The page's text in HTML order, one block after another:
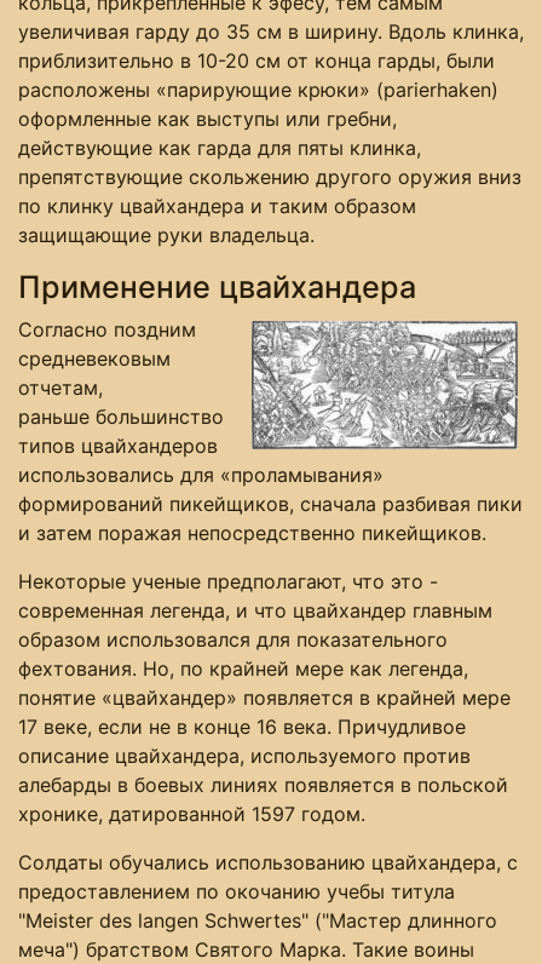
увеличивая гарду до 35 см в ширину. Вдоль клинка,
приблизительно в 10-20 см от конца гарды, были
расположены «парирующие крюки» (parierhaken)
оформленные как выступы или гребни,
действующие как гарда для пяты клинка,
препятствующие скольжению другого оружия вниз
по клинку цвайхандера и таким образом
защищающие руки владельца.
Применение цвайхандера
Согласно поздним
средневековым
отчетам,
раньше большинство
типов цвайхандеров
использовались для «проламывания»
формирований пикейщиков, сначала разбивая пики
и затем поражая непосредственно пикейщиков.
Некоторые ученые предполагают, что это -
современная легенда, и что цвайхандер главным
образом использовался для показательного
фехтования. Но, по крайней мере как легенда,
понятие «цвайхандер» появляется в крайней мере
17 веке, если не в конце 16 века. Причудливое
описание цвайхандера, используемого против
алебарды в боевых линиях появляется в польской
хронике, датированной 1597 годом.
Солдаты обучались использованию цвайхандера, с
предоставлением по окочанию учебы титула
"Meister des langen Schwertes" ("Мастер длинного
меча") братством Святого Марка. Такие воины